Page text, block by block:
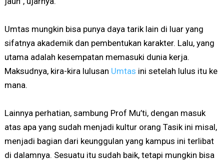
Umtas mungkin bisa punya daya tarik lain di luar yang
sifatnya akademik dan pembentukan karakter. Lalu, yang
utama adalah kesempatan memasuki dunia kerja.
Maksudnya, kira-kira lulusan Umtas ini setelah lulus itu ke
mana.
Lainnya perhatian, sambung Prof Mu’ti, dengan masuk
atas apa yang sudah menjadi kultur orang Tasik ini misal,
menjadi bagian dari keunggulan yang kampus ini terlibat
di dalamnya. Sesuatu itu sudah baik, tetapi mungkin bisa